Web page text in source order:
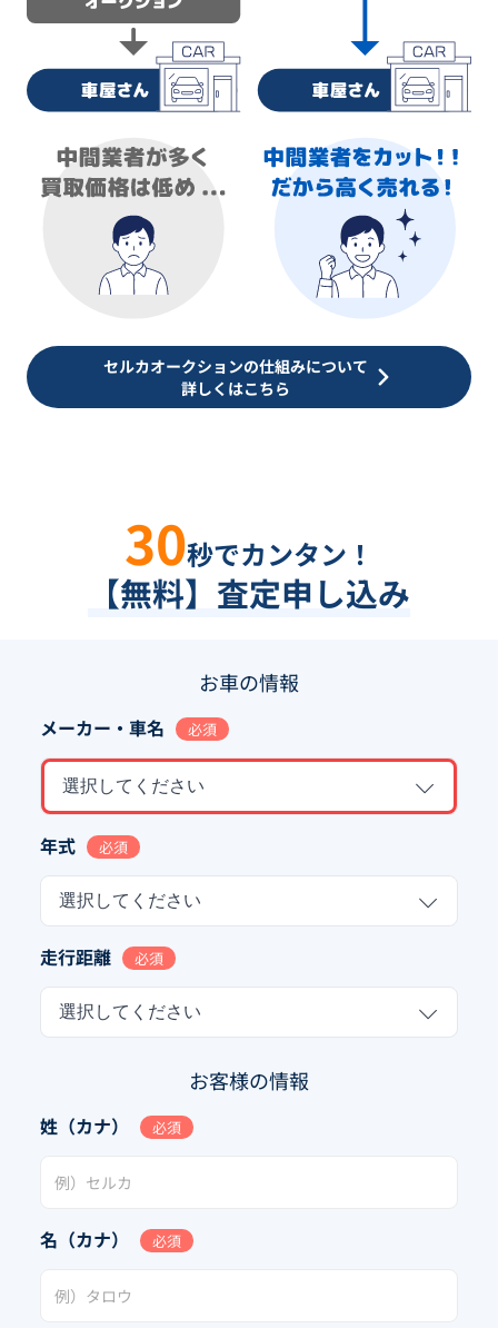
セルカオークションの仕組みについて
詳しくはこちら
30秒でカンタン！
【無料】査定申し込み
お車の情報
メーカー・車名 必須
選択してください
年式 必須
選択してください
走行距離 必須
選択してください
お客様の情報
姓（カナ） 必須
名（カナ） 必須